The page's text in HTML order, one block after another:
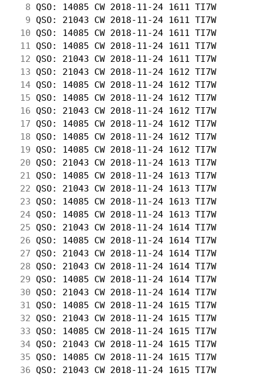
  8
QSO: 14085 CW 2018-11-24 1611 TI7W
  9
QSO: 21043 CW 2018-11-24 1611 TI7W
10 QSO: 14085 CW 2018-11-24 1611 TI7W
11
QSO: 14085 CW 2018-11-24 1611 TI7W
12 QSO: 21043 CW 2018-11-24 1611 TI7W
13 QSO: 21043 CW 2018-11-24 1612 TI7W
14 QSO: 14085 CW 2018-11-24 1612 TI7W
15 QSO: 14085 CW 2018-11-24 1612 TI7W
16 QSO: 21043 CW 2018-11-24 1612 TI7W
17 QSO: 14085 CW 2018-11-24 1612 TI7W
18 QSO: 14085 CW 2018-11-24 1612 TI7W
19 QSO: 14085 CW 2018-11-24 1612 TI7W
20 QSO: 21043 CW 2018-11-24 1613 TI7W
21
QSO: 14085 CW 2018-11-24 1613 TI7W
22 QSO: 21043 CW 2018-11-24 1613 TI7W
23 QSO: 14085 CW 2018-11-24 1613 TI7W
24 QSO: 14085 CW 2018-11-24 1613 TI7W
25 QSO: 21043 CW 2018-11-24 1614 TI7W
26 QSO: 14085 CW 2018-11-24 1614 TI7W
27 QSO: 21043 CW 2018-11-24 1614 TI7W
28 QSO: 21043 CW 2018-11-24 1614 TI7W
29 QSO: 14085 CW 2018-11-24 1614 TI7W
30 QSO: 21043 CW 2018-11-24 1614 TI7W
31
QSO: 14085 CW 2018-11-24 1615 TI7W
32 QSO: 21043 CW 2018-11-24 1615 TI7W
33 QSO: 14085 CW 2018-11-24 1615 TI7W
34 QSO: 21043 CW 2018-11-24 1615 TI7W
35 QSO: 14085 CW 2018-11-24 1615 TI7W
36 QSO: 21043 CW 2018-11-24 1615 TI7W